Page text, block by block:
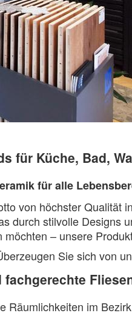
für Küche, Bad,
für alle
von höchster Qualität
durch stilvolle Designs
– unsere
Sie sich von
Räumlichkeiten im